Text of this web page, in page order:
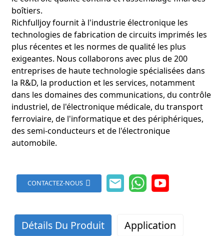
boîtiers.
Richfulljoy fournit à l'industrie électronique les
technologies de fabrication de circuits imprimés les
plus récentes et les normes de qualité les plus
exigeantes. Nous collaborons avec plus de 200
entreprises de haute technologie spécialisées dans
la R&D, la production et les services, notamment
dans les domaines des communications, du contrôle
industriel, de l'électronique médicale, du transport
ferroviaire, de l'informatique et des périphériques,
des semi-conducteurs et de l'électronique
automobile.
CONTACTEZ-NOUS
Détails Du Produit
Application